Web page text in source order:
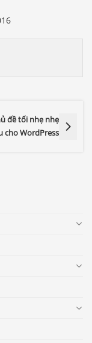
đề tối nhẹ nhẹ
cho WordPress